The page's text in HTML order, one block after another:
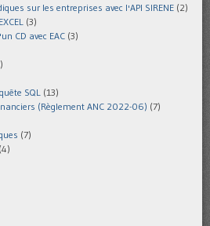
sur les entreprises avec l'API SIRENE (2)
(3)
CD avec EAC (3)
SQL (13)
(Règlement ANC 2022-06) (7)
(7)
(4)